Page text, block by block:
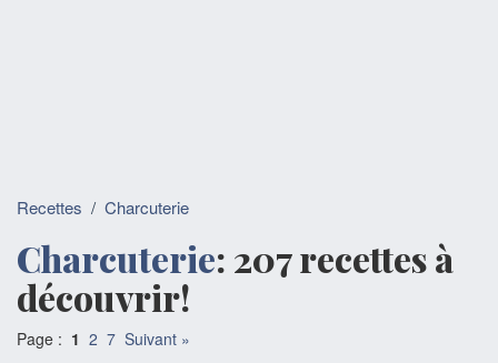
Recettes / Charcuterie
Charcuterie: 207 recettes à
découvrir!
Page : 1 2 7 Suivant »